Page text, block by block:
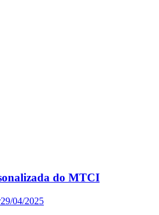
do MTCI
29/04/2025